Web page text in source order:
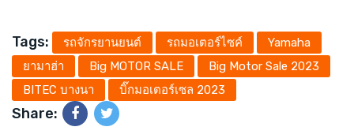
Tags: รถจักรยานยนต์ รถมอเตอร์ไซค์
Yamaha
ยามาฮ่า
Big MOTOR SALE
Big Motor Sale 2023
BITEC บางนา
บิ๊กมอเตอร์เซล 2023
Share: